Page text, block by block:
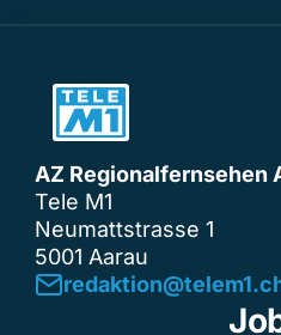
AZ Regionalfernsehen
Tele M1
Neumattstrasse 1
5001 Aarau